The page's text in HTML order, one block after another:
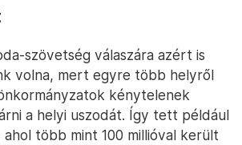
szövetség válaszára azért is
volna, mert egyre több helyről
kénytelenek
a helyi uszodát. Így tett például
ahol több mint 100 millióval került